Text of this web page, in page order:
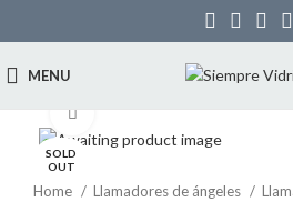
MENU
SOLD
OUT
Home Llamadores de ángeles